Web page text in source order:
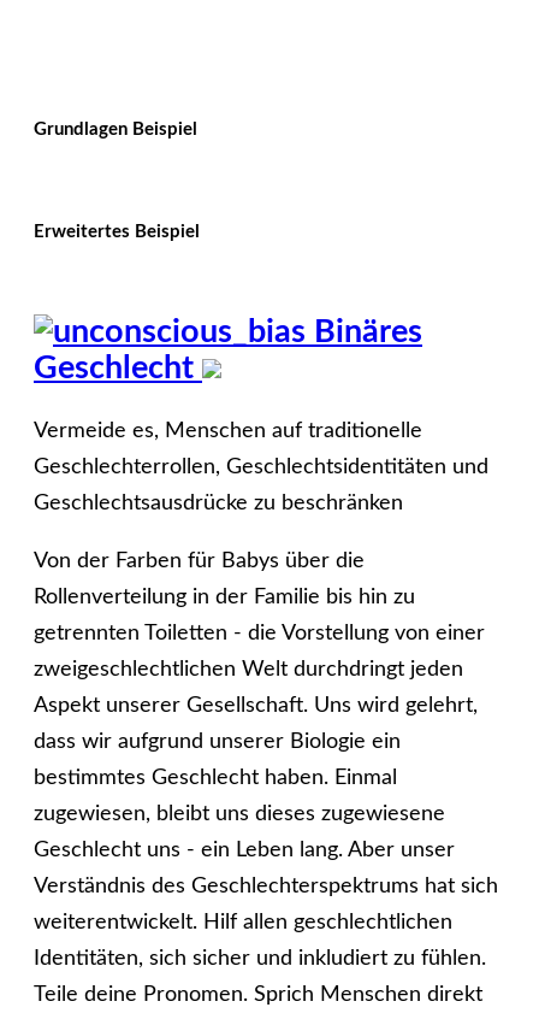
Grundlagen Beispiel
Erweitertes Beispiel
Binäres
Geschlecht
Vermeide es, Menschen auf traditionelle
Geschlechterrollen, Geschlechtsidentitäten und
Geschlechtsausdrücke zu beschränken
Von der Farben für Babys über die
Rollenverteilung in der Familie bis hin zu
getrennten Toiletten - die Vorstellung von einer
zweigeschlechtlichen Welt durchdringt jeden
Aspekt unserer Gesellschaft. Uns wird gelehrt,
dass wir aufgrund unserer Biologie ein
bestimmtes Geschlecht haben. Einmal
zugewiesen, bleibt uns dieses zugewiesene
Geschlecht uns - ein Leben lang. Aber unser
Verständnis des Geschlechterspektrums hat sich
weiterentwickelt. Hilf allen geschlechtlichen
Identitäten, sich sicher und inkludiert zu fühlen.
Teile deine Pronomen. Sprich Menschen direkt